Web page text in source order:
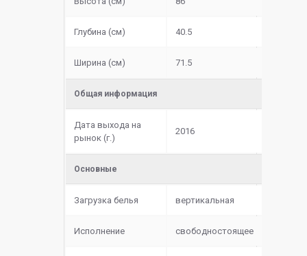
Глубина (см) 40.5
Ширина (см) 71.5
Общая информация
Дата выхода на
рынок (г.)
2016
Основные
Загрузка белья вертикальная
Исполнение свободностоящее